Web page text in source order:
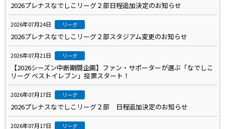
2026プレナスなでしこリーグ２部日程追加決定のお知らせ
2026年07月24日 リーグ
2026プレナスなでしこリーグ２部スタジアム変更のお知らせ
2026年07月21日 リーグ
【2026シーズン中断期間企画】ファン・サポーターが選ぶ「なでしこ
リーグ ベストイレブン」投票スタート！
2026年07月17日 リーグ
2026プレナスなでしこリーグ２部 日程追加決定のお知らせ
2026年07月17日 リーグ